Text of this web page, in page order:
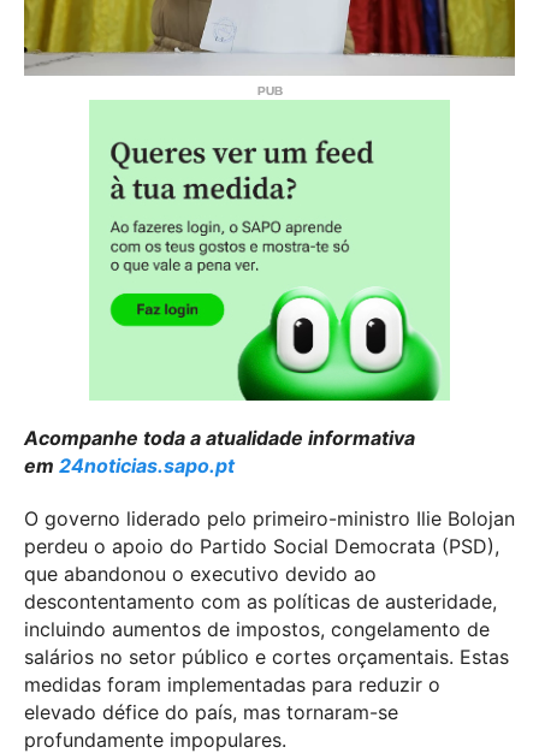
Acompanhe toda a atualidade informativa
em 24noticias.sapo.pt
O governo liderado pelo primeiro-ministro Ilie Bolojan
perdeu o apoio do Partido Social Democrata (PSD),
que abandonou o executivo devido ao
descontentamento com as políticas de austeridade,
incluindo aumentos de impostos, congelamento de
salários no setor público e cortes orçamentais. Estas
medidas foram implementadas para reduzir o
elevado défice do país, mas tornaram-se
profundamente impopulares.